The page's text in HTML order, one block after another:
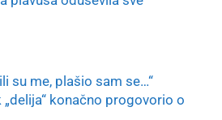
su me, plašio sam se…“
„delija“ konačno progovorio o